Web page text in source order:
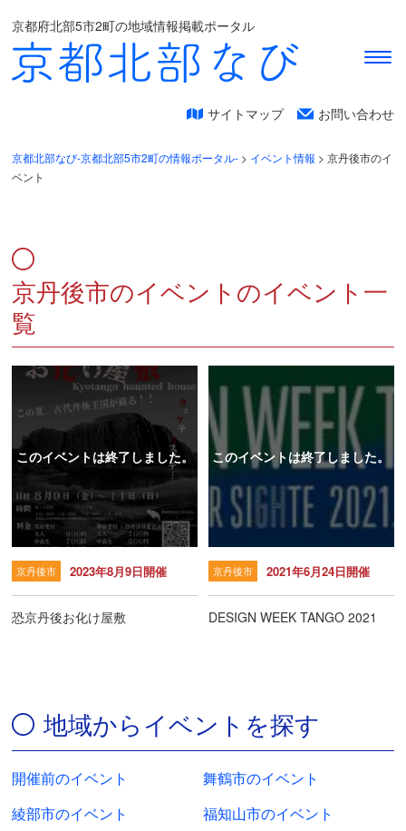
京都府北部5市2町の地域情報掲載ポータル
サイトマップ お問い合わせ
京都北部なび-京都北部5市2町の情報ポータル- > イベント情報 >京丹後市のイ
ベント
京丹後市のイベントのイベント一
覧
このイベントは終了しました。
京丹後市 2023年8月9日開催
恐京丹後お化け屋敷
このイベントは終了しました。
京丹後市 2021年6月24日開催
DESIGN WEEK TANGO 2021
地域からイベントを探す
開催前のイベント
舞鶴市のイベント
綾部市のイベント
福知山市のイベント